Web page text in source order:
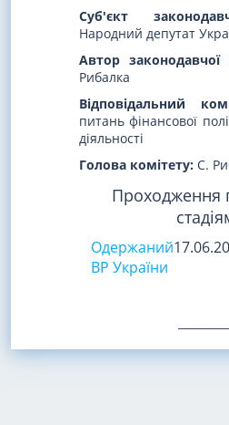
Суб'єкт
Народний депутат
Автор законодавчої
Рибалка
Відповідальний
питань фінансової
діяльності
Голова комітету: С.
Проходження
Одержаний
ВР України